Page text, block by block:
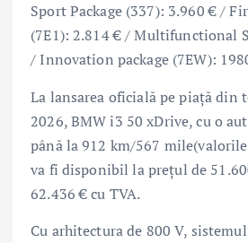
Sport Package (337): 3.960 € /
(7E1): 2.814 € / Multifunctional
/ Innovation package (7EW):
La lansarea oficială pe piață din
2026, BMW i3 50 xDrive, cu o
până la 912 km/567
va fi disponibil la prețul de
62.436 € cu TVA.
Cu arhitectura de 800 V,